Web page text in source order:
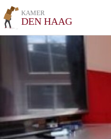
KAMER
DEN HAAG